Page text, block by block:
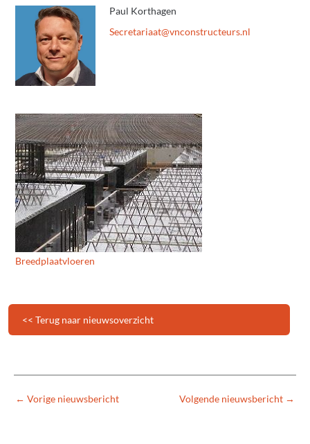
Paul Korthagen
ln.sruetcurtsnocnv
@taairaterceS
Breedplaatvloeren
<< Terug naar nieuwsoverzicht
← Vorige nieuwsbericht Volgende nieuwsbericht →